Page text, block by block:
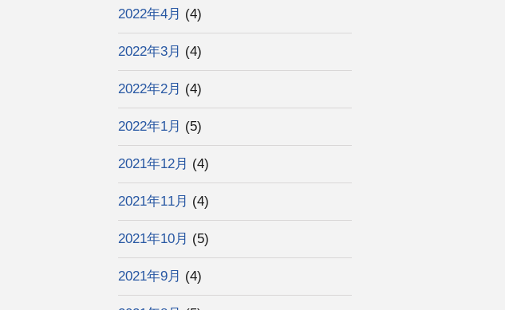
2022年4月 (4)
2022年3月 (4)
2022年2月 (4)
2022年1月 (5)
2021年12月 (4)
2021年11月 (4)
2021年10月 (5)
2021年9月 (4)